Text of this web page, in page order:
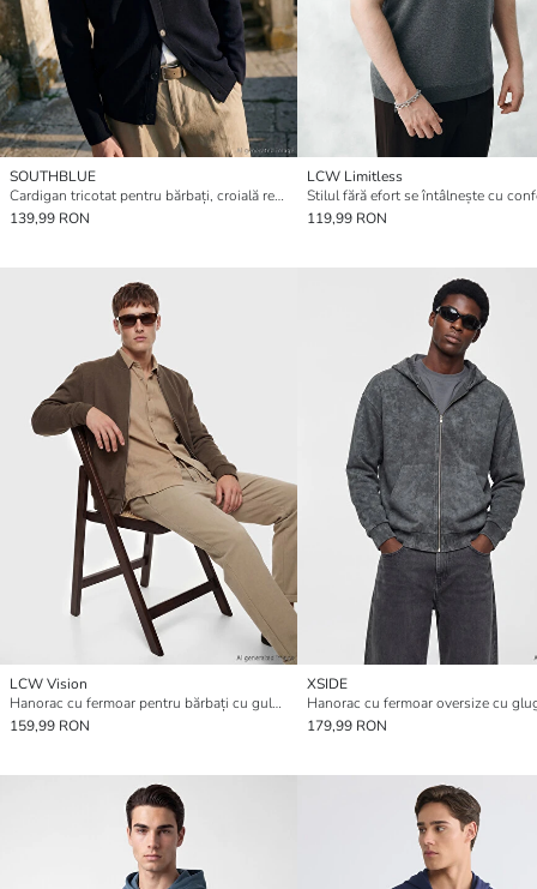
SOUTHBLUE
Cardigan tricotat pentru bărbați, croială regular fit
139,99 RON
LCW Limitless
119,99 RON
LCW Vision
Hanorac cu fermoar pentru bărbați cu guler înalt
159,99 RON
XSIDE
179,99 RON